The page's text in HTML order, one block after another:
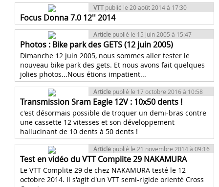
VTT publié le 20 août 2014 à 17:30
Focus Donna 7.0 12'' 2014
Article publié le 15 juin 2005 à 15:47
Photos : Bike park des GETS (12 juin 2005)
Dimanche 12 juin 2005, nous sommes aller tester le
nouveau bike park des gets. Et nous avons fait quelques
jolies photos...Nous étions impatient...
Article publié le 17 octobre 2016 à 10:58
Transmission Sram Eagle 12V : 10x50 dents !
c'est désormais possible de troquer un demi-bras contre
une cassette 12 vitesses et son développement
hallucinant de 10 dents à 50 dents !
Article publié le 21 novembre 2014 à 09:16
Test en vidéo du VTT Complite 29 NAKAMURA
Le VTT Complite 29 de chez NAKAMURA testé le 12
octobre 2014. Il s'agit d'un VTT semi-rigide orienté Cross